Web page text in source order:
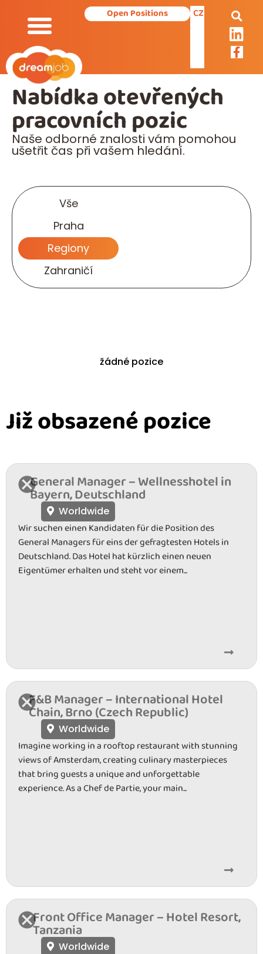
Open Positions CZ
Nabídka otevřených
pracovních pozic
Naše odborné znalosti vám pomohou
ušetřit čas při vašem hledání.
Vše
Praha
Regiony
Zahraničí
žádné pozice
Již obsazené pozice
General Manager – Wellnesshotel in
Bayern, Deutschland
Worldwide
Wir suchen einen Kandidaten für die Position des
General Managers für eins der gefragtesten Hotels in
Deutschland. Das Hotel hat kürzlich einen neuen
Eigentümer erhalten und steht vor einem...
F&B Manager – International Hotel
Chain, Brno (Czech Republic)
Worldwide
Imagine working in a rooftop restaurant with stunning
views of Amsterdam, creating culinary masterpieces
that bring guests a unique and unforgettable
experience. As a Chef de Partie, your main...
Front Office Manager – Hotel Resort,
Tanzania
Worldwide